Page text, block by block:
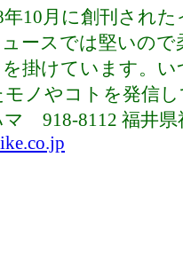
年10月に創刊され
ースでは堅いの
掛けています。
モノやコトを発信
918-8112 福井